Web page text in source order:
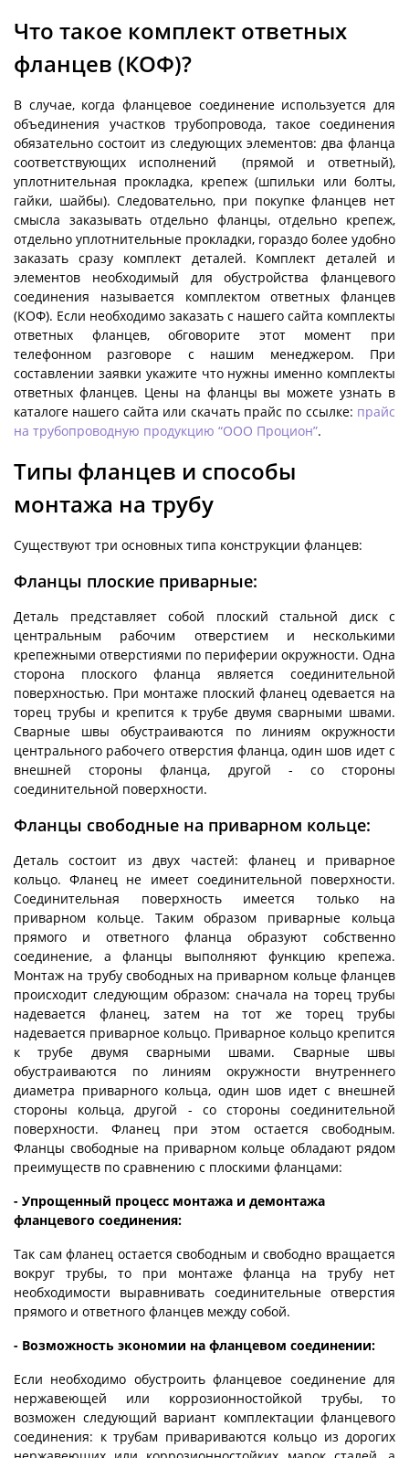
Что такое комплект ответных
фланцев (КОФ)?
В случае, когда фланцевое соединение используется для
объединения участков трубопровода, такое соединения
обязательно состоит из следующих элементов: два фланца
соответствующих исполнений (прямой и ответный),
уплотнительная прокладка, крепеж (шпильки или болты,
гайки, шайбы). Следовательно, при покупке фланцев нет
смысла заказывать отдельно фланцы, отдельно крепеж,
отдельно уплотнительные прокладки, гораздо более удобно
заказать сразу комплект деталей. Комплект деталей и
элементов необходимый для обустройства фланцевого
соединения называется комплектом ответных фланцев
(КОФ). Если необходимо заказать с нашего сайта комплекты
ответных фланцев, обговорите этот момент при
телефонном разговоре с нашим менеджером. При
составлении заявки укажите что нужны именно комплекты
ответных фланцев. Цены на фланцы вы можете узнать в
каталоге нашего сайта или скачать прайс по ссылке: прайс
на трубопроводную продукцию “ООО Процион”.
Типы фланцев и способы
монтажа на трубу
Существуют три основных типа конструкции фланцев:
Фланцы плоские приварные:
Деталь представляет собой плоский стальной диск с
центральным рабочим отверстием и несколькими
крепежными отверстиями по периферии окружности. Одна
сторона плоского фланца является соединительной
поверхностью. При монтаже плоский фланец одевается на
торец трубы и крепится к трубе двумя сварными швами.
Сварные швы обустраиваются по линиям окружности
центрального рабочего отверстия фланца, один шов идет с
внешней стороны фланца, другой - со стороны
соединительной поверхности.
Фланцы свободные на приварном кольце:
Деталь состоит из двух частей: фланец и приварное
кольцо. Фланец не имеет соединительной поверхности.
Соединительная поверхность имеется только на
приварном кольце. Таким образом приварные кольца
прямого и ответного фланца образуют собственно
соединение, а фланцы выполняют функцию крепежа.
Монтаж на трубу свободных на приварном кольце фланцев
происходит следующим образом: сначала на торец трубы
надевается фланец, затем на тот же торец трубы
надевается приварное кольцо. Приварное кольцо крепится
к трубе двумя сварными швами. Сварные швы
обустраиваются по линиям окружности внутреннего
диаметра приварного кольца, один шов идет с внешней
стороны кольца, другой - со стороны соединительной
поверхности. Фланец при этом остается свободным.
Фланцы свободные на приварном кольце обладают рядом
преимуществ по сравнению с плоскими фланцами:
- Упрощенный процесс монтажа и демонтажа
фланцевого соединения:
Так сам фланец остается свободным и свободно вращается
вокруг трубы, то при монтаже фланца на трубу нет
необходимости выравнивать соединительные отверстия
прямого и ответного фланцев между собой.
- Возможность экономии на фланцевом соединении:
Если необходимо обустроить фланцевое соединение для
нержавеющей или коррозионностойкой трубы, то
возможен следующий вариант комплектации фланцевого
соединения: к трубам привариваются кольцо из дорогих